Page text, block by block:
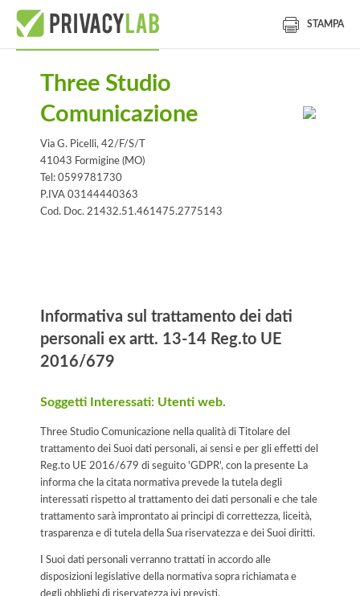
STAMPA
Three Studio
Comunicazione
Via G. Picelli, 42/F/S/T
41043 Formigine (MO)
Tel: 0599781730
P.IVA 03144440363
Cod. Doc. 21432.51.461475.2775143
Informativa sul trattamento dei dati
personali ex artt. 13-14 Reg.to UE
2016/679
Soggetti Interessati: Utenti web.
Three Studio Comunicazione nella qualità di Titolare del
trattamento dei Suoi dati personali, ai sensi e per gli effetti del
Reg.to UE 2016/679 di seguito 'GDPR', con la presente La
informa che la citata normativa prevede la tutela degli
interessati rispetto al trattamento dei dati personali e che tale
trattamento sarà improntato ai principi di correttezza, liceità,
trasparenza e di tutela della Sua riservatezza e dei Suoi diritti.
I Suoi dati personali verranno trattati in accordo alle
disposizioni legislative della normativa sopra richiamata e
degli obblighi di riservatezza ivi previsti.